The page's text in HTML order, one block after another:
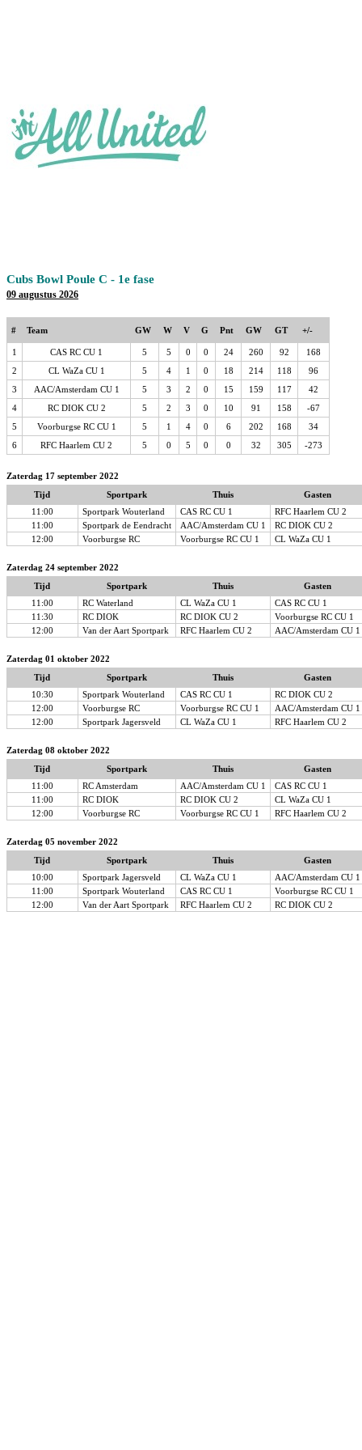
Cubs Bowl Poule C - 1e fase
09 augustus 2026
# Team GW W V G Pnt GW GT +/-
1 CAS RC CU 1 5 5 0 0 24 260 92
168
2
CL WaZa CU 1 5 4 1 0 18 214 118
96
3
AAC/Amsterdam CU 1 5 3 2 0 15 159 117
42
4
RC DIOK CU 2 5 2 3 0 10 91 158
-67
5
Voorburgse RC CU 1 5 1 4 0 6 202 168
34
6
RFC Haarlem CU 2 5 0 5 0 0 32 305 -273
Zaterdag 17 september 2022
Tijd
Sportpark Thuis
Gasten
11:00
Sportpark Wouterland CAS RC CU 1
RFC Haarlem CU 2
11:00
Sportpark de Eendracht AAC/Amsterdam CU 1
RC DIOK CU 2
12:00
Voorburgse RC Voorburgse RC CU 1 CL WaZa CU 1
Zaterdag 24 september 2022
Tijd
Sportpark Thuis
Gasten
11:00
RC Waterland CL WaZa CU 1
CAS RC CU 1
11:30
RC DIOK RC DIOK CU 2
Voorburgse RC CU 1
12:00
Van der Aart Sportpark RFC Haarlem CU 2 AAC/Amsterdam CU 1
Zaterdag 01 oktober 2022
Tijd
Sportpark Thuis
Gasten
10:30
Sportpark Wouterland CAS RC CU 1
RC DIOK CU 2
12:00
Voorburgse RC Voorburgse RC CU 1
AAC/Amsterdam CU 1
12:00
Sportpark Jagersveld CL WaZa CU 1 RFC Haarlem CU 2
Zaterdag 08 oktober 2022
Tijd
Sportpark Thuis
Gasten
11:00
RC Amsterdam AAC/Amsterdam CU 1
CAS RC CU 1
11:00
RC DIOK RC DIOK CU 2
CL WaZa CU 1
12:00
Voorburgse RC Voorburgse RC CU 1 RFC Haarlem CU 2
Zaterdag 05 november 2022
Tijd
Sportpark Thuis
Gasten
10:00
Sportpark Jagersveld CL WaZa CU 1
AAC/Amsterdam CU 1
11:00
Sportpark Wouterland CAS RC CU 1
Voorburgse RC CU 1
12:00
Van der Aart Sportpark RFC Haarlem CU 2 RC DIOK CU 2